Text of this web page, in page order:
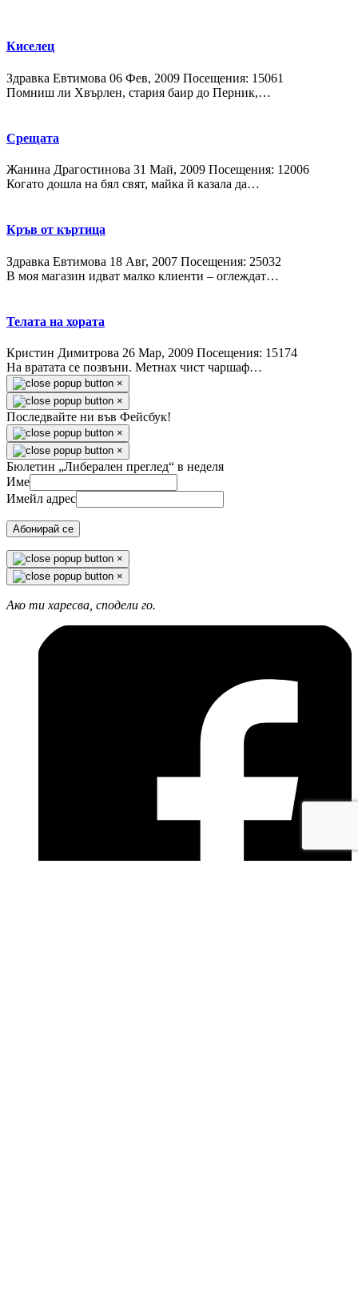
Киселец
Здравка Евтимова 06 Фев, 2009 Посещения: 15061
Помниш ли Хвърлен, стария баир до Перник,…
Срещата
Жанина Драгостинова 31 Май, 2009 Посещения: 12006
Когато дошла на бял свят, майка й казала да…
Кръв от къртица
Здравка Евтимова 18 Авг, 2007 Посещения: 25032
В моя магазин идват малко клиенти – оглеждат…
Телата на хората
Кристин Димитрова 26 Мар, 2009 Посещения: 15174
На вратата се позвъни. Метнах чист чаршаф…
×
×
Последвайте ни във Фейсбук!
×
×
Бюлетин „Либерален преглед“ в неделя
Име
Имейл адрес
Абонирай се
×
×
Ако ти харесва, сподели го.